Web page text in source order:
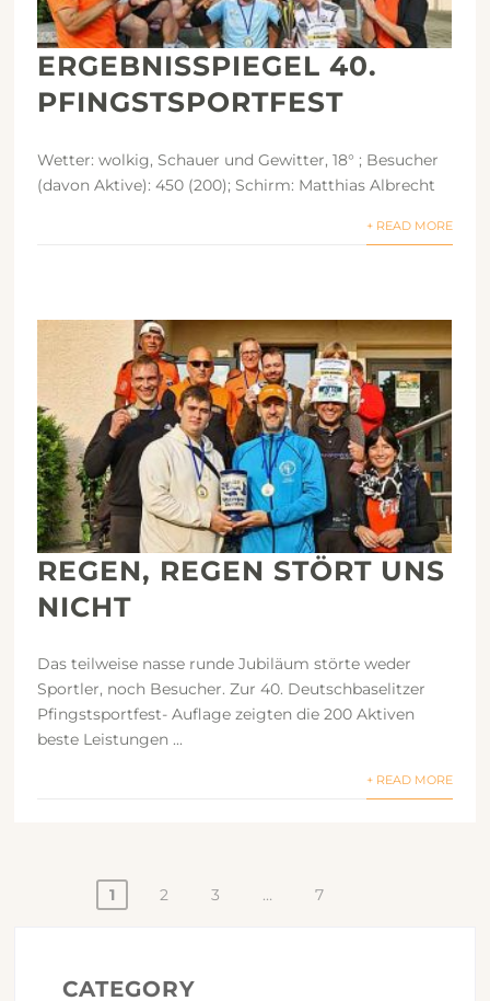
ERGEBNISSPIEGEL 40.
PFINGSTSPORTFEST
Wetter: wolkig, Schauer und Gewitter, 18° ; Besucher
(davon Aktive): 450 (200); Schirm: Matthias Albrecht
+ READ MORE
REGEN, REGEN STÖRT UNS
NICHT
Das teilweise nasse runde Jubiläum störte weder
Sportler, noch Besucher. Zur 40. Deutschbaselitzer
Pfingstsportfest- Auflage zeigten die 200 Aktiven
beste Leistungen ...
+ READ MORE
1 2 3 … 7
CATEGORY